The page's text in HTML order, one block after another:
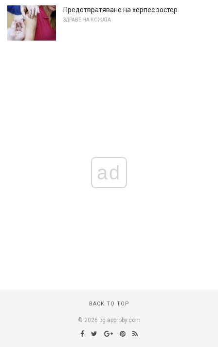
Предотвратяване на херпес зостер
ЗДРАВЕ НА КОЖАТА
ad
BACK TO TOP
© 2026 bg.approby.com